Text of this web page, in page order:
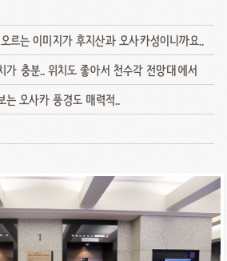
르는 이미지가 후지산과 오사카성이니까요..
가 충분.. 위치도 좋아서 천수각 전망대에서
는 오사카 풍경도 매력적..